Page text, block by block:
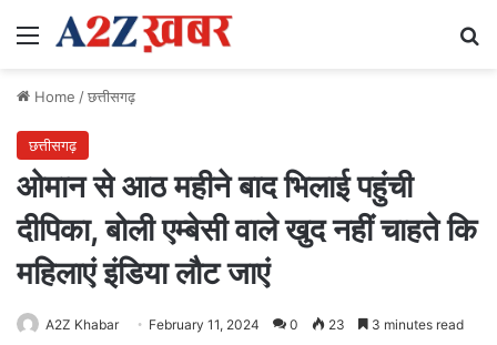
Menu
Home /छत्तीसगढ़
छत्तीसगढ़
ओमान से आठ महीने बाद भिलाई पहुंची
दीपिका, बोली एम्बेसी वाले खुद नहीं चाहते कि
महिलाएं इंडिया लौट जाएं
A2Z Khabar February 11, 2024 0 23 3 minutes read